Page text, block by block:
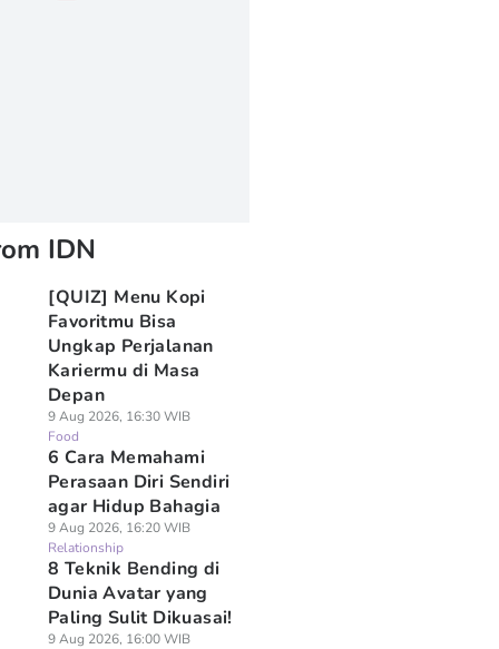
IDN
⁠[QUIZ] Menu Kopi
Favoritmu Bisa
Ungkap Perjalanan
Kariermu di Masa
Depan
9 Aug 2026, 16:30 WIB
Food
6 Cara Memahami
Perasaan Diri Sendiri
agar Hidup Bahagia
9 Aug 2026, 16:20 WIB
Relationship
8 Teknik Bending di
Dunia Avatar yang
Paling Sulit Dikuasai!
9 Aug 2026, 16:00 WIB